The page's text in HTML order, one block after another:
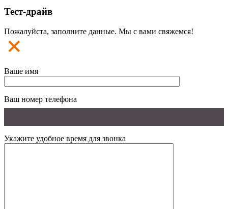
Тест-драйв
Пожалуйста, заполните данные. Мы с вами свяжемся!
Ваше имя
Ваш номер телефона
Укажите удобное время для звонка